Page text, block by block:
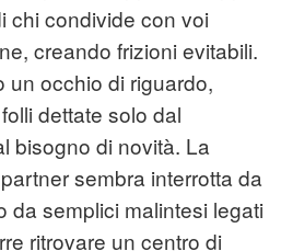
chi condivide con voi
creando frizioni evitabili.
un occhio di riguardo,
dettate solo dal
bisogno di novità. La
sembra interrotta da
da semplici malintesi legati
ritrovare un centro di